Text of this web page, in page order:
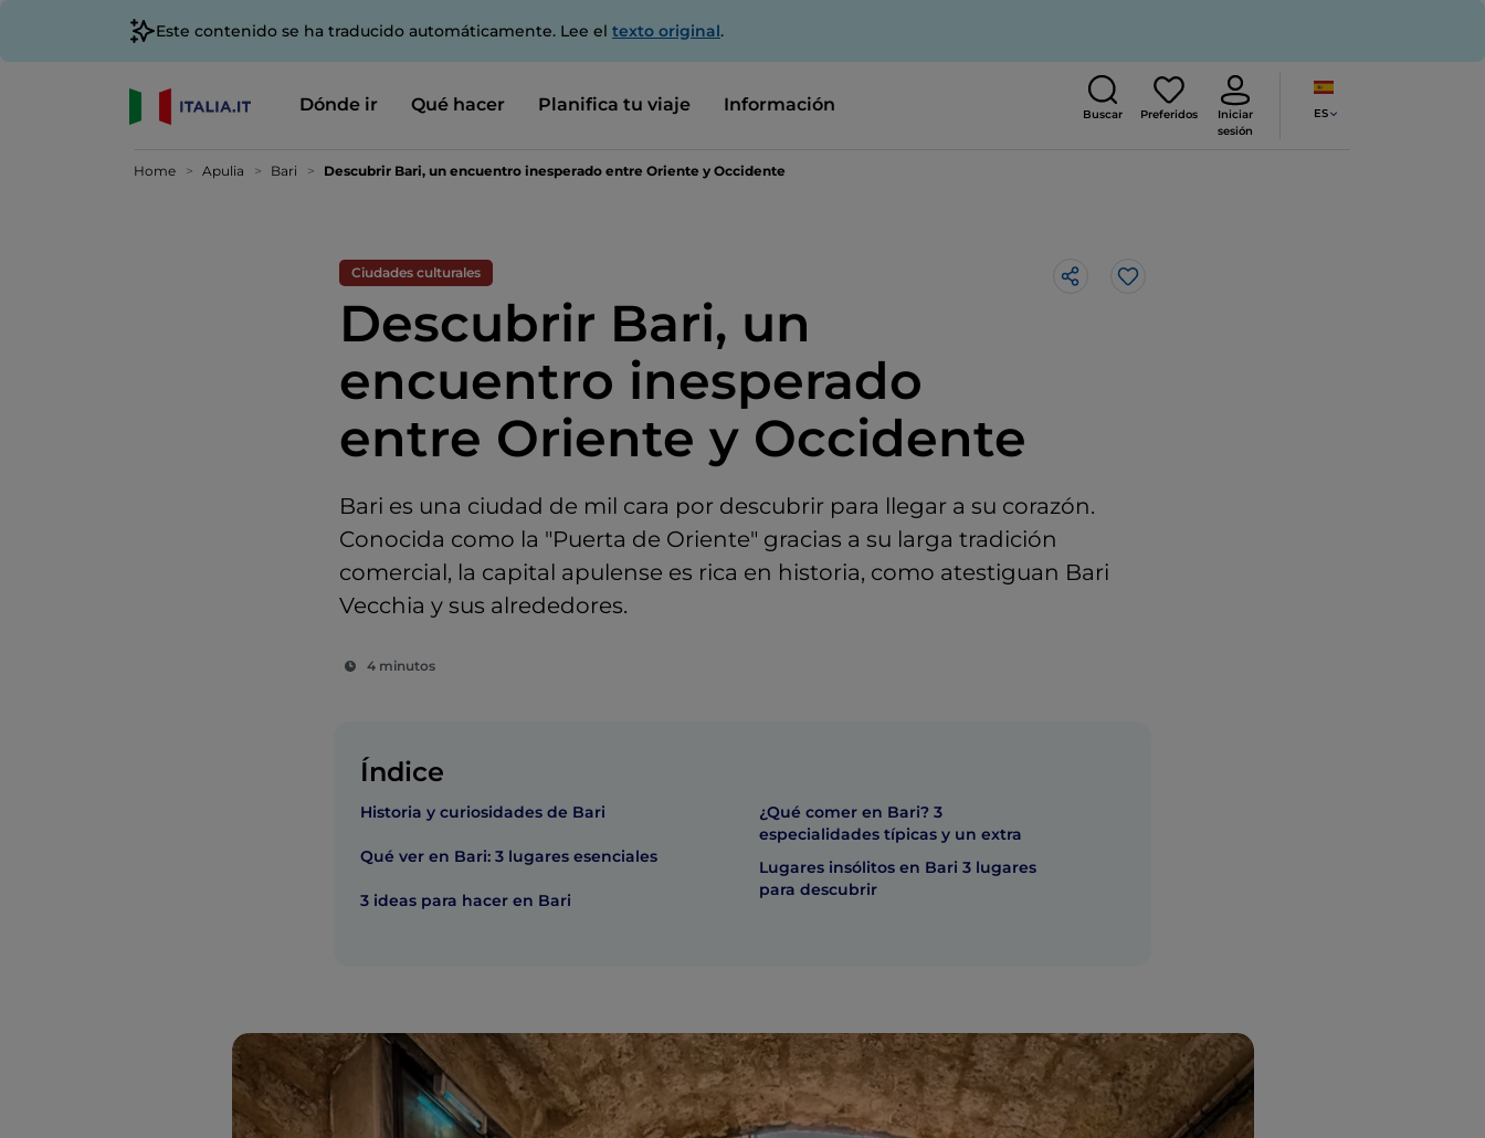
Este contenido se ha traducido automáticamente. Lee el texto original.
Dónde ir Qué hacer Planifica tu viaje Información Buscar Preferidos
Iniciar
sesión
ES
Home Apulia Bari Descubrir Bari, un encuentro inesperado entre Oriente y Occidente
Ciudades culturales
Descubrir Bari, un
encuentro inesperado
entre Oriente y Occidente
Bari es una ciudad de mil cara por descubrir para llegar a su corazón.
Conocida como la "Puerta de Oriente" gracias a su larga tradición
comercial, la capital apulense es rica en historia, como atestiguan Bari
Vecchia y sus alrededores.
4 minutos
Me gusta
Índice
Historia y curiosidades de Bari
Qué ver en Bari: 3 lugares esenciales
3 ideas para hacer en Bari
¿Qué comer en Bari? 3
especialidades típicas y un extra
Lugares insólitos en Bari 3 lugares
para descubrir